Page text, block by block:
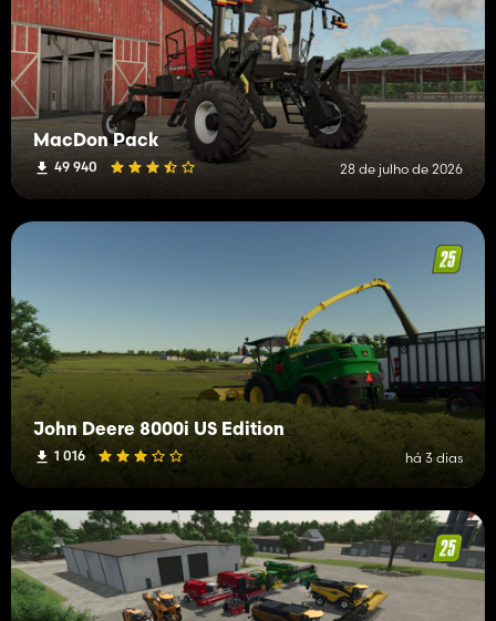
MacDon Pack
49 940 28 de julho de 2026
John Deere 8000i US Edition
1 016 há 3 dias